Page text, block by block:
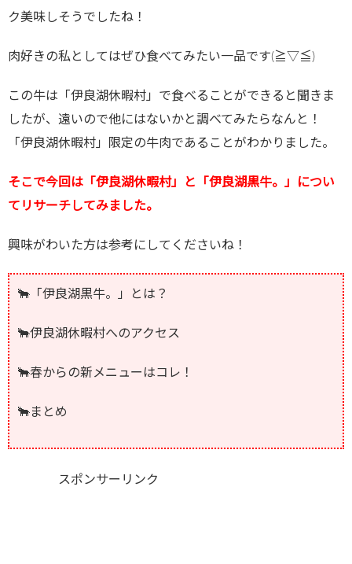
ク美味しそうでしたね！
肉好きの私としてはぜひ食べてみたい一品です(≧▽≦)
この牛は「伊良湖休暇村」で食べることができると聞きま
したが、遠いので他にはないかと調べてみたらなんと！
「伊良湖休暇村」限定の牛肉であることがわかりました。
そこで今回は「伊良湖休暇村」と「伊良湖黒牛。」につい
てリサーチしてみました。
興味がわいた方は参考にしてくださいね！
🐂「伊良湖黒牛。」とは？
🐂伊良湖休暇村へのアクセス
🐂春からの新メニューはコレ！
🐂まとめ
スポンサーリンク